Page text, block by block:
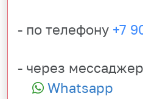
- по телефону +7
- через
Whatsapp